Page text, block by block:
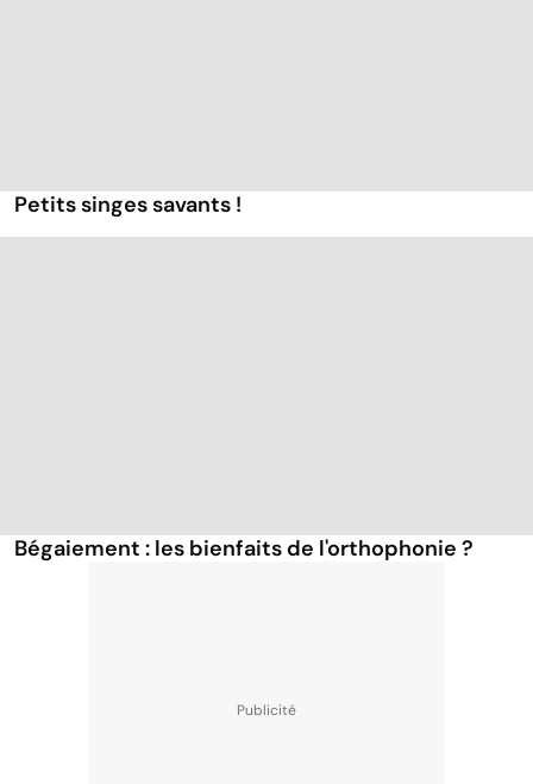
Petits singes savants !
Bégaiement : les bienfaits de l'orthophonie ?